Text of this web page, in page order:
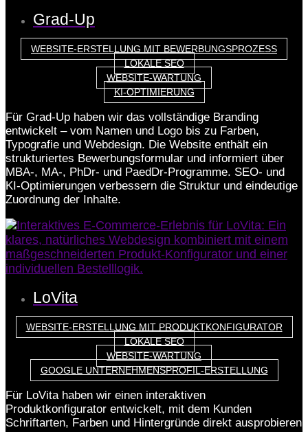
Grad-Up
WEBSITE-ERSTELLUNG MIT BEWERBUNGSPROZESS
LOKALE SEO
WEBSITE-WARTUNG
KI-OPTIMIERUNG
Für Grad-Up haben wir das vollständige Branding
entwickelt – vom Namen und Logo bis zu Farben,
Typografie und Webdesign. Die Website enthält ein
strukturiertes Bewerbungsformular und informiert über
MBA-, MA-, PhDr- und PaedDr-Programme. SEO- und
KI-Optimierungen verbessern die Struktur und eindeutige
Zuordnung der Inhalte.
LoVita
WEBSITE-ERSTELLUNG MIT PRODUKTKONFIGURATOR
LOKALE SEO
WEBSITE-WARTUNG
GOOGLE UNTERNEHMENSPROFIL-ERSTELLUNG
Für LoVita haben wir einen interaktiven
Produktkonfigurator entwickelt, mit dem Kunden
Schriftarten, Farben und Hintergründe direkt ausprobieren